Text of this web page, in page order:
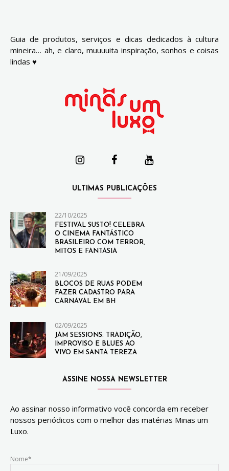
Guia de produtos, serviços e dicas dedicados à cultura
mineira… ah, e claro, muuuuita inspiração, sonhos e coisas
lindas ♥
ULTIMAS PUBLICAÇÕES
22/10/2025
FESTIVAL SUSTO! CELEBRA
O CINEMA FANTÁSTICO
BRASILEIRO COM TERROR,
MITOS E FANTASIA
21/09/2025
BLOCOS DE RUAS PODEM
FAZER CADASTRO PARA
CARNAVAL EM BH
02/09/2025
JAM SESSIONS: TRADIÇÃO,
IMPROVISO E BLUES AO
VIVO EM SANTA TEREZA
ASSINE NOSSA NEWSLETTER
Ao assinar nosso informativo você concorda em receber
nossos periódicos com o melhor das matérias Minas um
Luxo.
Nome*